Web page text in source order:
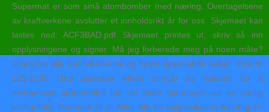
Supermat er som små atombomber med næring. Overtagelsene
av kraftverkene avslutter et innholdsrikt år for oss. Skjemaet kan
lastes ned: ACF3BAD.pdf Skjemaet printes ut, skriv så inn
opplysningene og signer. Må jeg forberede meg på noen måte?
Opent for alle som vil komme og høyre spennande bøker. Vare.nr
105-2700 Med justerbar effekt unngår du risikoen for å
overbelaste strømnettet når du lader kjøretøyet via en vanlig
stikkontakt. Grunnen til at Atlas ble en salgssuksess fra dag én